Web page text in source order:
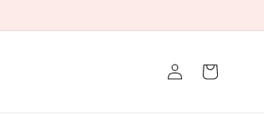
EinloggenWarenkorb